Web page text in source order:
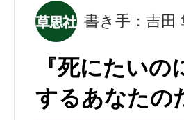
書き手：吉田
『死にたい
するあなたの